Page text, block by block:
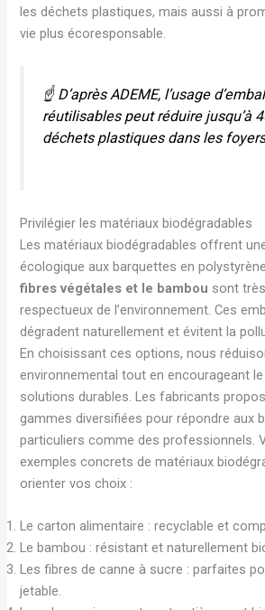
les déchets plastiques, mais aussi à
vie plus écoresponsable.
☝️ D’aprèsADEME, l’usage
réutilisables peut réduire jusqu’à
déchets plastiques dans les
Privilégier les matériaux biodégradables
Les matériaux biodégradables offrent
écologique aux barquettes en
fibres végétales et le bambou sont
respectueux de l’environnement. Ces
dégradent naturellement et évitent la
En choisissant ces options, nous
environnemental tout en encourageant
solutions durables. Les fabricants
gammes diversifiées pour répondre aux
particuliers comme des professionnels.
exemples concrets de matériaux
orienter vos choix :
Le carton alimentaire : recyclable et
Le bambou : résistant et naturellement
Les fibres de canne à sucre : parfaites
jetable.